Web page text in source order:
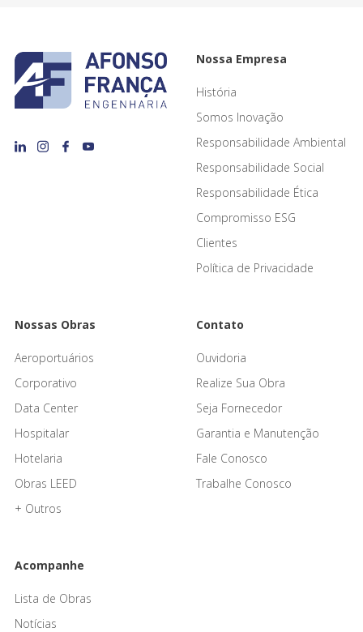
Nossa Empresa
História
Somos Inovação
Responsabilidade Ambiental
Responsabilidade Social
Responsabilidade Ética
Compromisso ESG
Clientes
Política de Privacidade
Nossas Obras
Aeroportuários
Corporativo
Data Center
Hospitalar
Hotelaria
Obras LEED
+ Outros
Contato
Ouvidoria
Realize Sua Obra
Seja Fornecedor
Garantia e Manutenção
Fale Conosco
Trabalhe Conosco
Acompanhe
Lista de Obras
Notícias